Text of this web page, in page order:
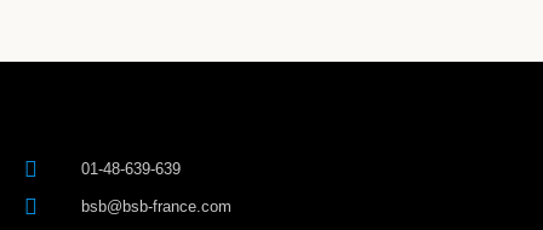
01-48-639-639
bsb@bsb-france.com